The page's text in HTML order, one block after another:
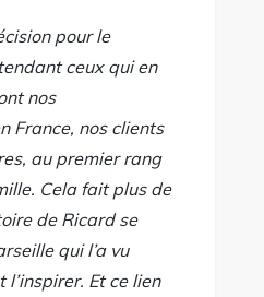
pour le
ceux qui en
nos
France, nos clients
au premier rang
Cela fait plus de
de Ricard se
qui l’a vu
Et ce lien